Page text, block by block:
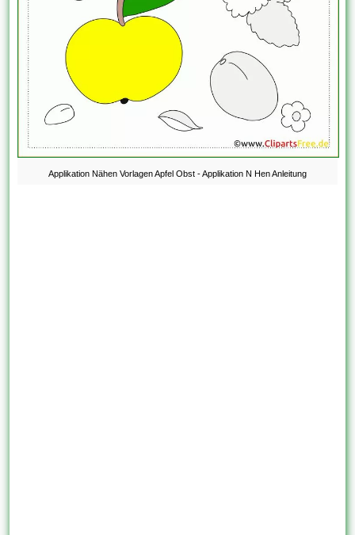
Applikation Nähen Vorlagen Apfel Obst - Applikation N Hen Anleitung